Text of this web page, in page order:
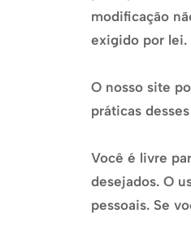
modificação
exigido por lei.
O nosso site
práticas
Você é livre
desejados. O
pessoais. Se